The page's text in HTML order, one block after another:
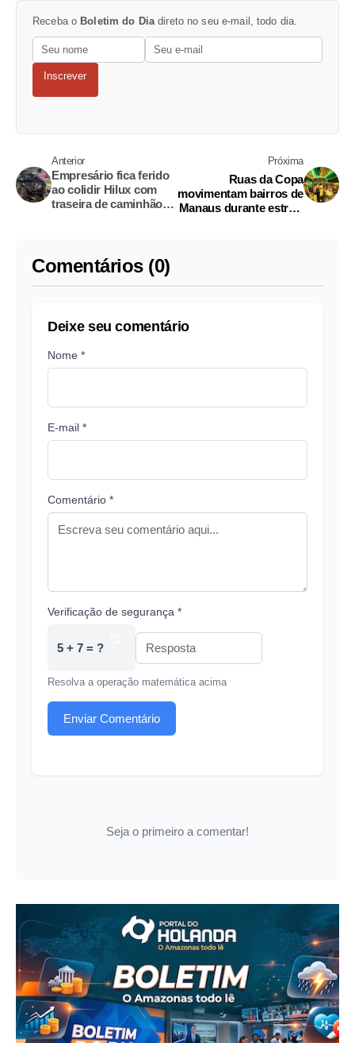
Receba o Boletim do Dia direto no seu e-mail, todo dia.
Inscrever
Anterior
Empresário fica ferido
ao colidir Hilux com
traseira de caminhão
Próxima
Ruas da Copa
movimentam bairros de
Manaus durante estreia
Comentários (0)
Deixe seu comentário
Nome *
E-mail *
Comentário *
Verificação de segurança *
5 + 7 = ?
Resolva a operação matemática acima
Enviar Comentário
Seja o primeiro a comentar!